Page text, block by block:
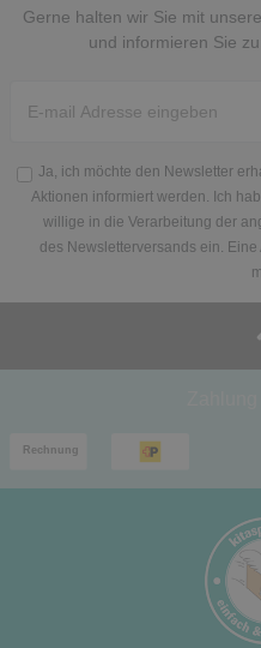
Gerne halten wir Sie mit
und informieren Sie
Honig
Ja, ich möchte den Newsletter
Aktionen informiert werden. Ich
willige in die Verarbeitung der
des Newsletterversands ein.